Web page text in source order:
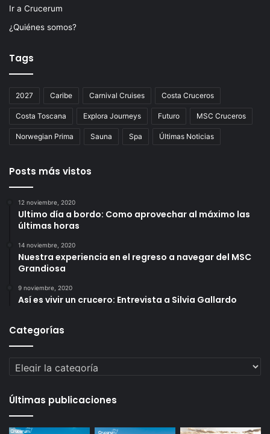
Ir a Crucerum
¿Quiénes somos?
Tags
2027 Caribe Carnival Cruises Costa Cruceros
Costa Toscana Explora Journeys Futuro MSC Cruceros
Norwegian Prima Sauna Spa Últimas Noticias
Posts más vistos
12 noviembre, 2020
Ultimo día a bordo: Como aprovechar al máximo las
últimas horas
14 noviembre, 2020
Nuestra experiencia en el regreso a navegar del MSC
Grandiosa
9 noviembre, 2020
Así es vivir un crucero: Entrevista a Silvia Gallardo
Categorías
Categorías
Últimas publicaciones